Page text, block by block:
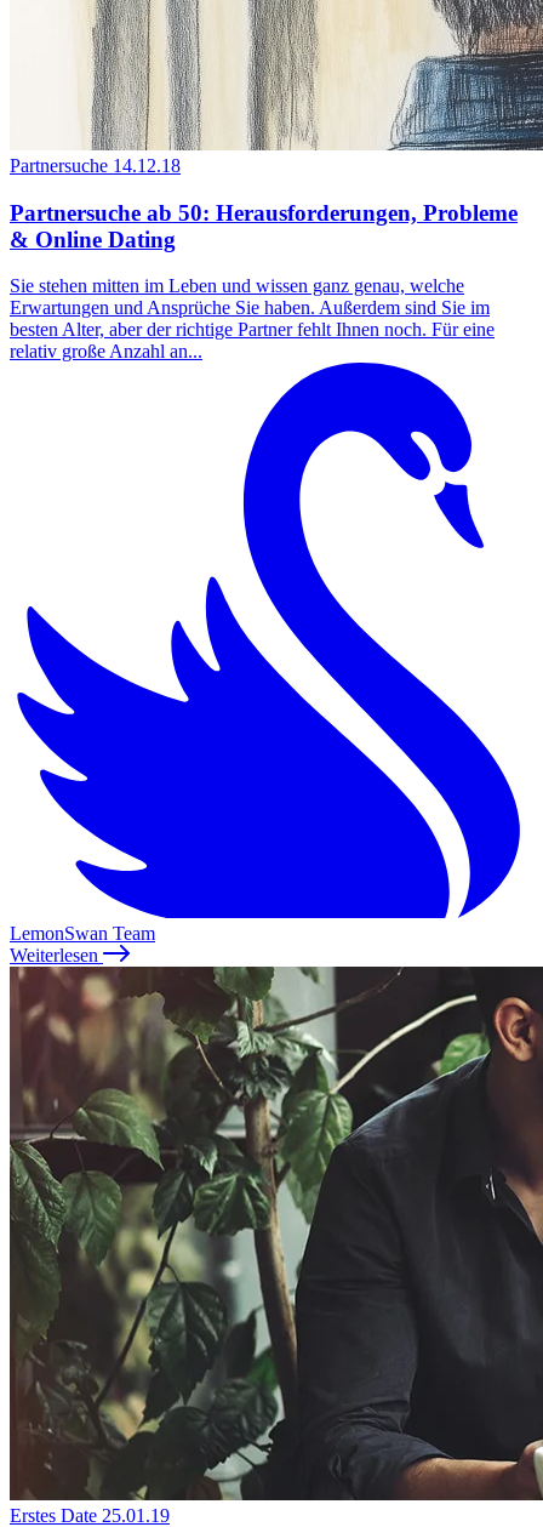
Partnersuche 14.12.18
Partnersuche ab 50: Herausforderungen, Probleme
& Online Dating
Sie stehen mitten im Leben und wissen ganz genau, welche
Erwartungen und Ansprüche Sie haben. Außerdem sind Sie im
besten Alter, aber der richtige Partner fehlt Ihnen noch. Für eine
relativ große Anzahl an...
LemonSwan Team
Weiterlesen
Erstes Date 25.01.19